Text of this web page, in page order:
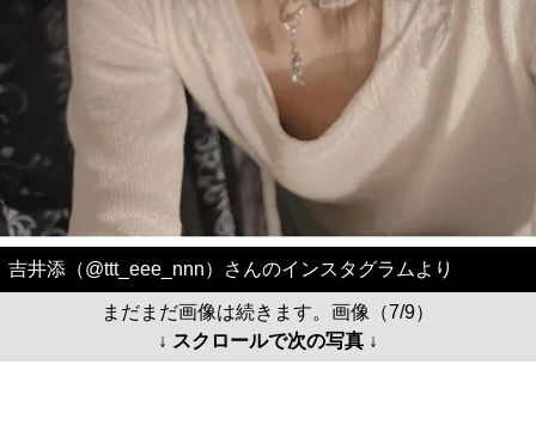
吉井添（@ttt_eee_nnn）さんのインスタグラムより
まだまだ画像は続きます。画像（7/9）
↓ スクロールで次の写真 ↓